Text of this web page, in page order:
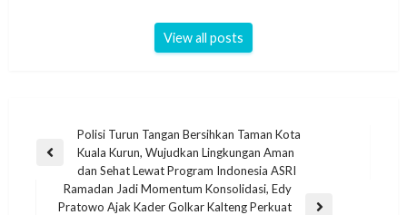
View all posts
Polisi Turun Tangan Bersihkan Taman Kota
Kuala Kurun, Wujudkan Lingkungan Aman
dan Sehat Lewat Program Indonesia ASRI
Ramadan Jadi Momentum Konsolidasi, Edy
Pratowo Ajak Kader Golkar Kalteng Perkuat